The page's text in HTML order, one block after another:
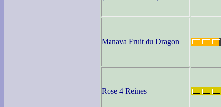
Manava Fruit du Dragon
Rose 4 Reines